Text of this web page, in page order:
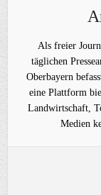
Als freier
täglichen
Oberbayern
eine Plattform
Landwirtschaft,
Medien